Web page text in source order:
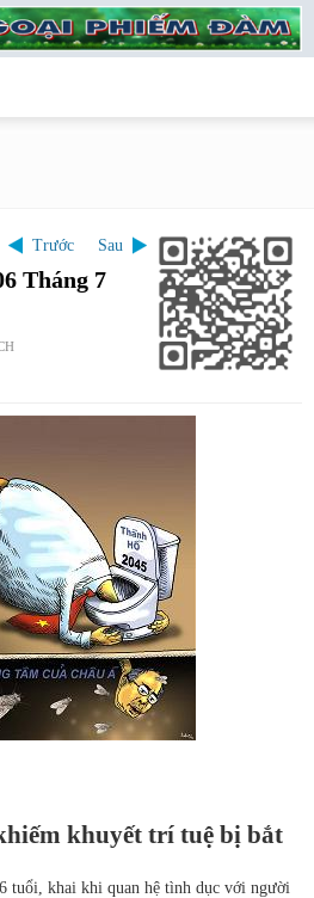
Trước Sau
Tháng 7
khuyết trí tuệ bị bắt
tuổi, khai khi quan hệ tình dục với người